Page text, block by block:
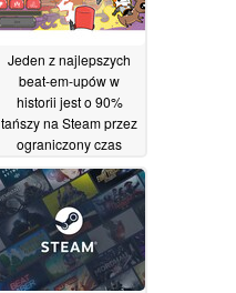
Jeden z najlepszych
beat-em-upów w
historii jest o 90%
tańszy na Steam przez
ograniczony czas
14/02/2025